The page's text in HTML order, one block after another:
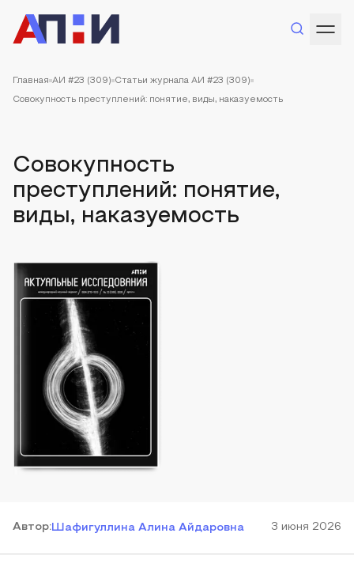
Главная АИ #23 (309) Статьи журнала АИ #23 (309)
Совокупность преступлений: понятие, виды, наказуемость
Совокупность
преступлений: понятие,
виды, наказуемость
Автор:Шафигуллина Алина Айдаровна 3 июня 2026